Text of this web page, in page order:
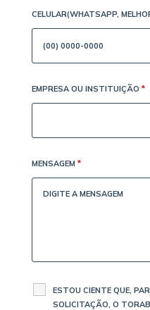
CELULAR(WHATSAPP,
EMPRESA OU INSTITUIÇÃO *
MENSAGEM *
ESTOU CIENTE QUE,
SOLICITAÇÃO, O